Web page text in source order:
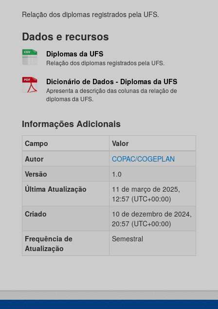
Relação dos diplomas registrados pela UFS.
Dados e recursos
Diplomas da UFS
Relação dos diplomas registrados pela UFS.
Dicionário de Dados - Diplomas da UFS
Apresenta a descrição das colunas da relação de
diplomas da UFS.
Informações Adicionais
Campo
Valor
Autor
COPAC/COGEPLAN
Versão
1.0
Última Atualização
11 de março de 2025,
12:57 (UTC+00:00)
Criado
10 de dezembro de 2024,
20:57 (UTC+00:00)
Frequência de
Atualização
Semestral